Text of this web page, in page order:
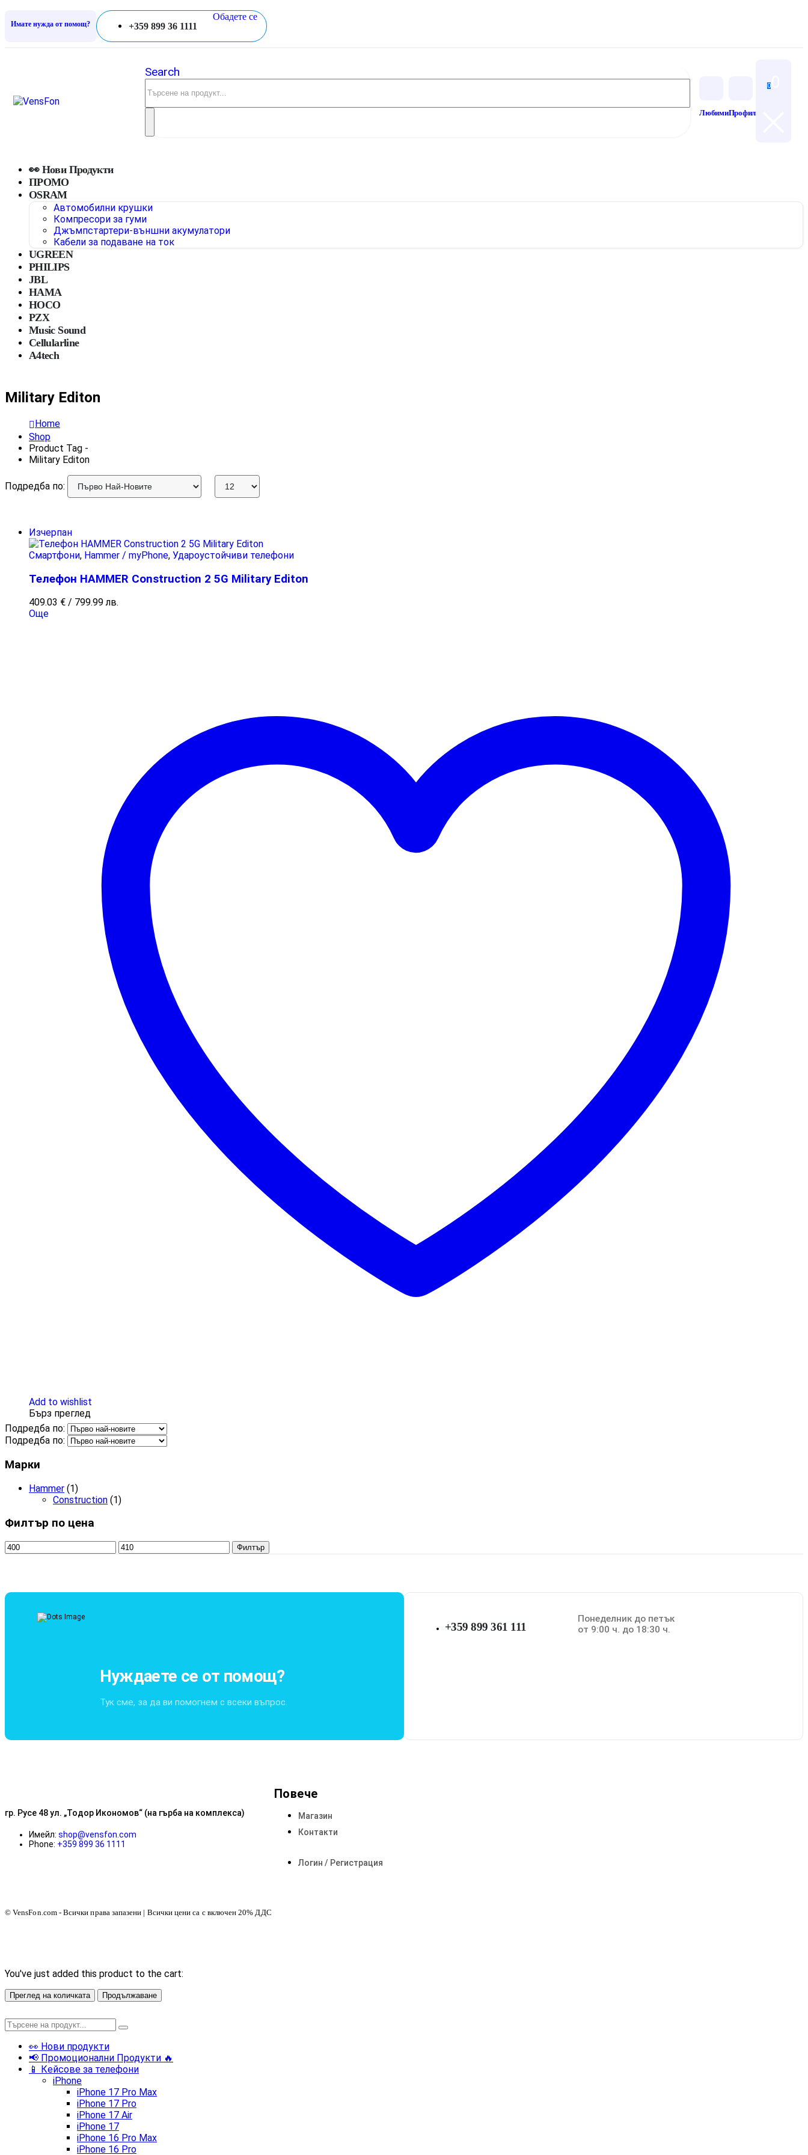
Имате нужда от помощ? +359 899 36 1111
Обадете се
Search
ЛюбимиПрофил
0
👀 Нови Продукти
ПРОМО
OSRAM
Автомобилни крушки
Компресори за гуми
Джъмпстартери-външни акумулатори
Кабели за подаване на ток
UGREEN
PHILIPS
JBL
HAMA
HOCO
PZX
Music Sound
Cellularline
A4tech
Military Editon
Home
Shop
Product Tag -
Military Editon
Подредба по:
Изчерпан
Смартфони, Hammer / myPhone, Удароустойчиви телефони
Телефон HAMMER Construction 2 5G Military Editon
409.03 € / 799.99 лв.
Още
Add to wishlist
Бърз преглед
Подредба по:
Подредба по:
Марки
Hammer (1)
Construction (1)
Филтър по цена
Филтър
Нуждаете се от помощ?
Тук сме, за да ви помогнем с всеки въпрос.
+359 899 361 111
Понеделник до петък
от 9:00 ч. до 18:30 ч.
гр. Русе 48 ул. „Тодор Икономов“ (на гърба на комплекса)
Имейл: shop@vensfon.com
Phone: +359 899 36 1111
Повече
Магазин
Контакти
Логин / Регистрация
© VensFon.com - Всички права запазени | Всички цени са с включен 20% ДДС
You've just added this product to the cart:
Преглед на количката Продължаване
👀 Нови продукти
📢 Промоционални Продукти 🔥
📱 Кейсове за телефони
iPhone
iPhone 17 Pro Max
iPhone 17 Pro
iPhone 17 Air
iPhone 17
iPhone 16 Pro Max
iPhone 16 Pro